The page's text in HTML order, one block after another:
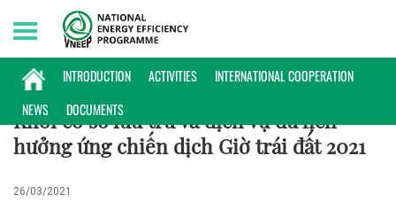
INTRODUCTION ACTIVITIES
INTERNATIONAL COOPERATION
NEWS
DOCUMENTS
Monday, 10/08/2026 | 18:41 GMT+7
HOẠT ĐỘNG
Khối cơ sở lưu trú và dịch vụ du lịch
hưởng ứng chiến dịch Giờ trái đất 2021
26/03/2021